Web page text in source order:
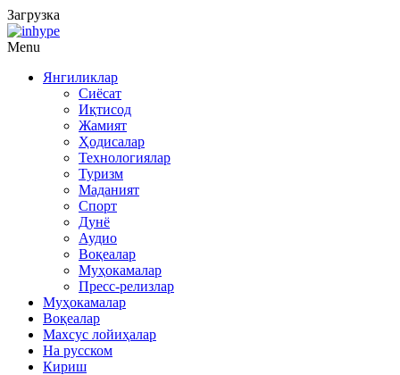
Загрузка
Menu
Янгиликлар
Сиёсат
Иқтисод
Жамият
Ҳодисалар
Технологиялар
Туризм
Маданият
Спорт
Дунё
Аудио
Воқеалар
Муҳокамалар
Пресс-релизлар
Муҳокамалар
Воқеалар
Махсус лойиҳалар
На русском
Кириш